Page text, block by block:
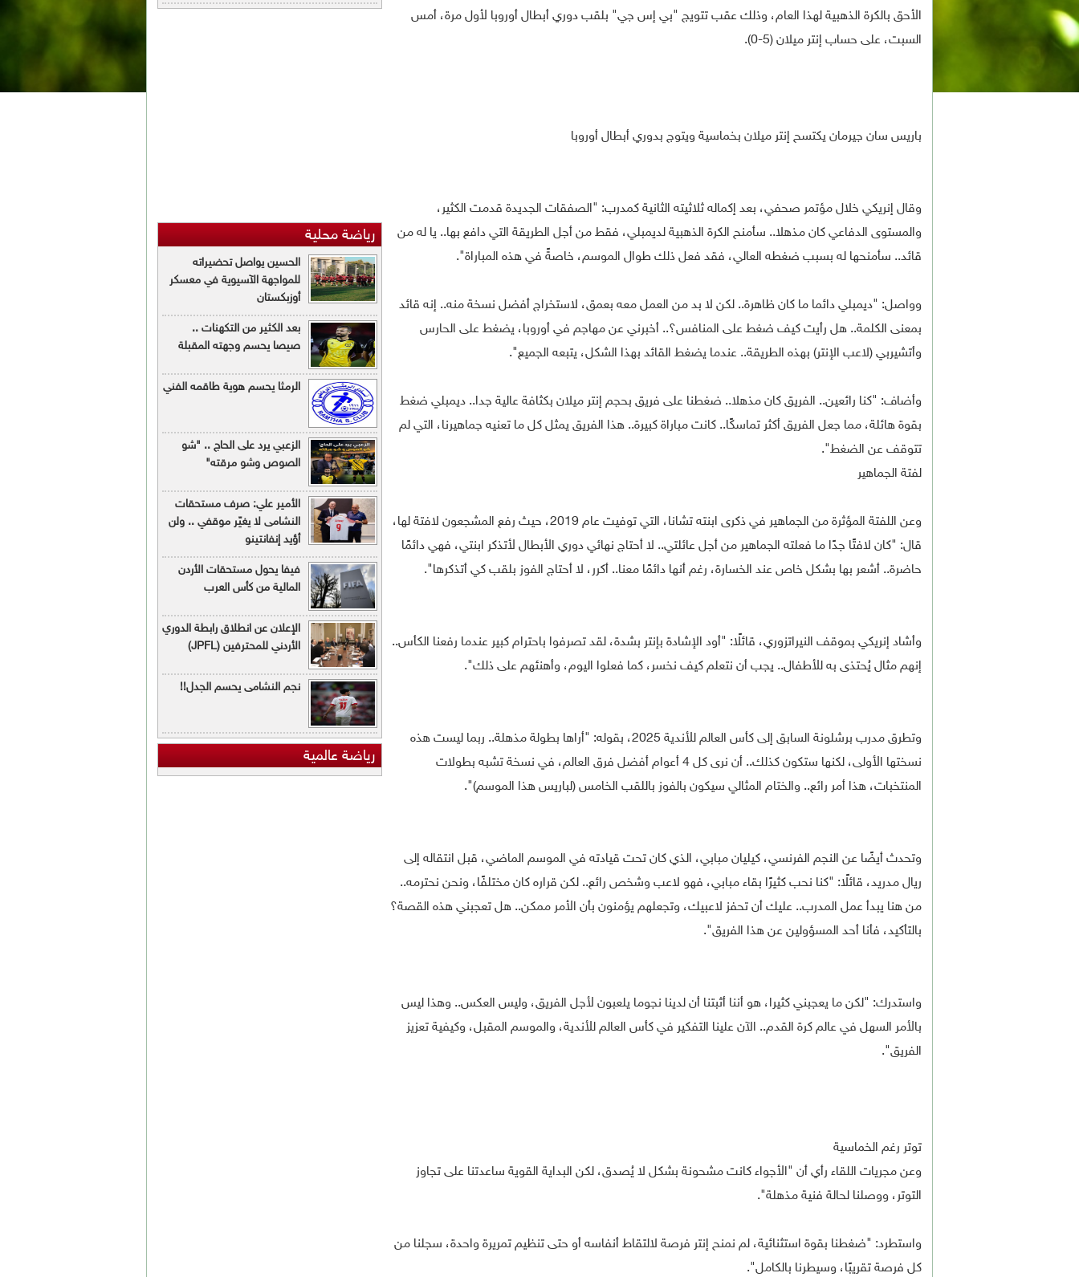
الأحق بالكرة الذهبية لهذا العام، وذلك عقب تتويج "بي إس جي" بلقب دوري أبطال أوروبا لأول مرة، أمس
السبت، على حساب إنتر ميلان (5-0).
باريس سان جيرمان يكتسح إنتر ميلان بخماسية ويتوج بدوري أبطال أوروبا
وقال إنريكي خلال مؤتمر صحفي، بعد إكماله ثلاثيته الثانية كمدرب: "الصفقات الجديدة قدمت الكثير،
والمستوى الدفاعي كان مذهلا.. سأمنح الكرة الذهبية لديمبلي، فقط من أجل الطريقة التي دافع بها.. يا له من
قائد.. سأمنحها له بسبب ضغطه العالي، فقد فعل ذلك طوال الموسم، خاصةً في هذه المباراة".
وواصل: "ديمبلي دائما ما كان ظاهرة.. لكن لا بد من العمل معه بعمق، لاستخراج أفضل نسخة منه.. إنه قائد
بمعنى الكلمة.. هل رأيت كيف ضغط على المنافس؟.. أخبرني عن مهاجم في أوروبا، يضغط على الحارس
وأتشيربي (لاعب الإنتر) بهذه الطريقة.. عندما يضغط القائد بهذا الشكل، يتبعه الجميع".
وأضاف: "كنا رائعين.. الفريق كان مذهلا.. ضغطنا على فريق بحجم إنتر ميلان بكثافة عالية جدا.. ديمبلي ضغط
بقوة هائلة، مما جعل الفريق أكثر تماسكًا.. كانت مباراة كبيرة.. هذا الفريق يمثل كل ما تعنيه جماهيرنا، التي لم
تتوقف عن الضغط".
لفتة الجماهير
وعن اللفتة المؤثرة من الجماهير في ذكرى ابنته تشانا، التي توفيت عام 2019، حيث رفع المشجعون لافتة لها،
قال: "كان لافتًا جدًا ما فعلته الجماهير من أجل عائلتي.. لا أحتاج نهائي دوري الأبطال لأتذكر ابنتي، فهي دائمًا
حاضرة.. أشعر بها بشكل خاص عند الخسارة، رغم أنها دائمًا معنا.. أكرر، لا أحتاج الفوز بلقب كي أتذكرها".
وأشاد إنريكي بموقف النيراتزوري، قائلًا: "أود الإشادة بإنتر بشدة، لقد تصرفوا باحترام كبير عندما رفعنا الكأس..
إنهم مثال يُحتذى به للأطفال.. يجب أن نتعلم كيف نخسر، كما فعلوا اليوم، وأهنئهم على ذلك".
وتطرق مدرب برشلونة السابق إلى كأس العالم للأندية 2025، بقوله: "أراها بطولة مذهلة.. ربما ليست هذه
نسختها الأولى، لكنها ستكون كذلك.. أن نرى كل 4 أعوام أفضل فرق العالم، في نسخة تشبه بطولات
المنتخبات، هذا أمر رائع.. والختام المثالي سيكون بالفوز باللقب الخامس (لباريس هذا الموسم)".
وتحدث أيضًا عن النجم الفرنسي، كيليان مبابي، الذي كان تحت قيادته في الموسم الماضي، قبل انتقاله إلى
ريال مدريد، قائلًا: "كنا نحب كثيرًا بقاء مبابي، فهو لاعب وشخص رائع.. لكن قراره كان مختلفًا، ونحن نحترمه..
من هنا يبدأ عمل المدرب.. عليك أن تحفز لاعبيك، وتجعلهم يؤمنون بأن الأمر ممكن.. هل تعجبني هذه القصة؟
بالتأكيد، فأنا أحد المسؤولين عن هذا الفريق".
واستدرك: "لكن ما يعجبني كثيرا، هو أننا أثبتنا أن لدينا نجوما يلعبون لأجل الفريق، وليس العكس.. وهذا ليس
بالأمر السهل في عالم كرة القدم.. الآن علينا التفكير في كأس العالم للأندية، والموسم المقبل، وكيفية تعزيز
الفريق".
توتر رغم الخماسية
وعن مجريات اللقاء رأي أن "الأجواء كانت مشحونة بشكل لا يُصدق، لكن البداية القوية ساعدتنا على تجاوز
التوتر، ووصلنا لحالة فنية مذهلة".
واستطرد: "ضغطنا بقوة استثنائية، لم نمنح إنتر فرصة لالتقاط أنفاسه أو حتى تنظيم تمريرة واحدة، سجلنا من
كل فرصة تقريبًا، وسيطرنا بالكامل".
رياضة محلية
الحسين يواصل تحضيراته
للمواجهة الآسيوية في معسكر
أوزبكستان
بعد الكثير من التكهنات ..
صيصا يحسم وجهته المقبلة
الرمثا يحسم هوية طاقمه الفني
الزعبي يرد على الحاج .. "شو
الصوص وشو مرقته"
الأمير علي: صرف مستحقات
النشامى لا يغيّر موقفي .. ولن
أؤيد إنفانتينو
فيفا يحول مستحقات الأردن
المالية من كأس العرب
الإعلان عن انطلاق رابطة الدوري
الأردني للمحترفين (JPFL)
نجم النشامى يحسم الجدل!!
رياضة عالمية